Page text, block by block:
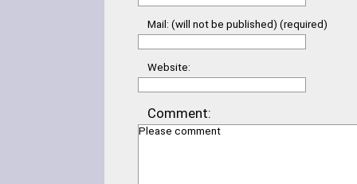
Mail: (will not be published) (required)
Website:
Comment: